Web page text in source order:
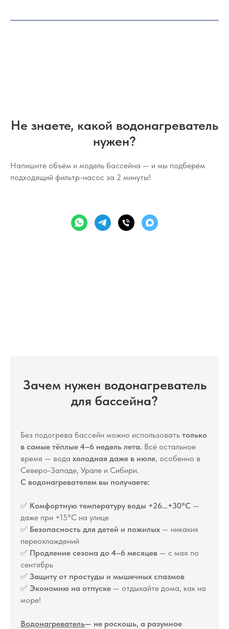
Не знаете, какой водонагреватель
нужен?
Напишите объём и модель бассейна — и мы подберём
подходящий фильтр-насос за 2 минуты!
Зачем нужен водонагреватель
для бассейна?
Без подогрева бассейн можно использовать только
в самые тёплые 4–6 недель лета. Всё остальное
время — вода холодная даже в июле, особенно в
Северо-Западе, Урале и Сибири.
С водонагревателем вы получаете:
✅ Комфортную температуру воды +26…+30°C —
даже при +15°C на улице
✅ Безопасность для детей и пожилых — никаких
переохлаждений
✅ Продление сезона до 4–6 месяцев — с мая по
сентябрь
✅ Защиту от простуды и мышечных спазмов
✅ Экономию на отпуске — отдыхайте дома, как на
море!
Водонагреватель— не роскошь, а разумное